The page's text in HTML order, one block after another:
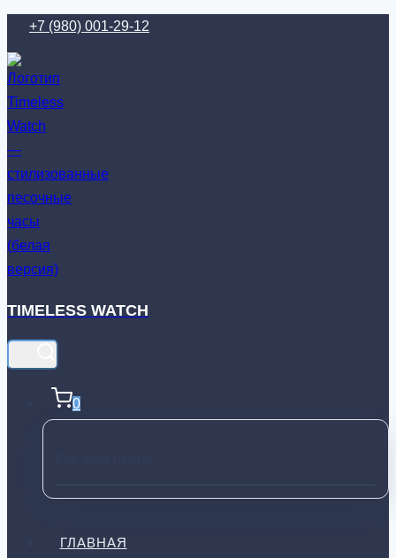
Перейти
к
содержимому
+7 (980) 001-29-12
TIMELESS WATCH
0
ГЛАВНАЯ